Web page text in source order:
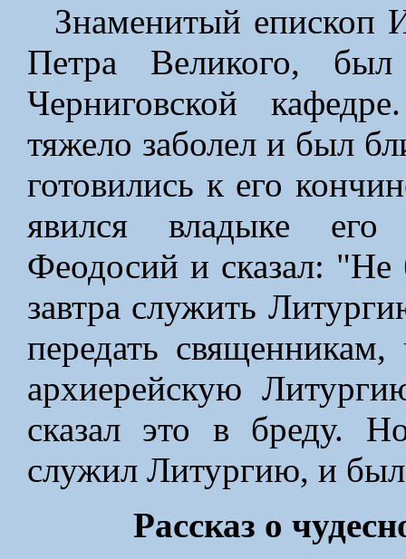
Знаменитый епископ
Петра Великого,
Черниговской
тяжело заболел и был
готовились к его
явился владыке его
Феодосий и сказал: "Не
завтра служить
передать
архиерейскую
сказал это в бреду.
служил Литургию, и
Рассказ о